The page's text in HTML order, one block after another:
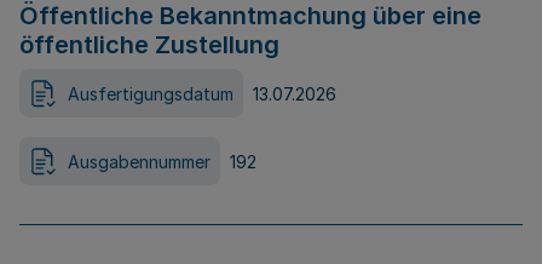
Öffentliche Bekanntmachung über eine
öffentliche Zustellung
Ausfertigungsdatum 13.07.2026
Ausgabennummer 192